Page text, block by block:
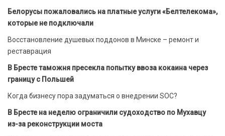
Белорусы пожаловались на платные услуги «Белтелекома»,
которые не подключали
Восстановление душевых поддонов в Минске – ремонт и
реставрация
В Бресте таможня пресекла попытку ввоза кокаина через
границу с Польшей
Когда бизнесу пора задуматься о внедрении SOC?
В Бресте на неделю ограничили судоходство по Мухавцу
из-за реконструкции моста